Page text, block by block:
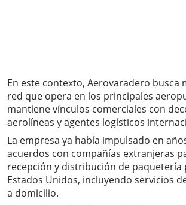
En este contexto, Aerovaradero busca
red que opera en los principales
mantiene vínculos comerciales con
aerolíneas y agentes logísticos
La empresa ya había impulsado en
acuerdos con compañías extranjeras
recepción y distribución de paquetería
Estados Unidos, incluyendo servicios
a domicilio.